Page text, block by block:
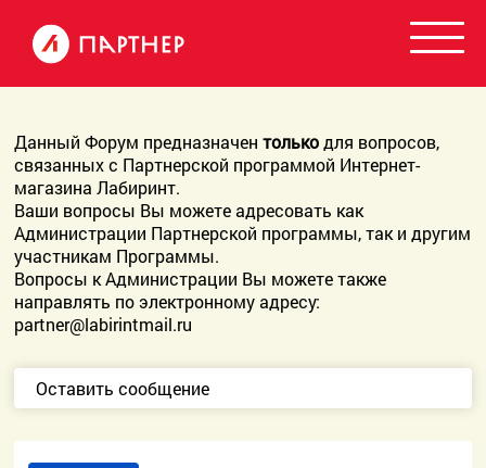
Данный Форум предназначентолькодля вопросов,
связанных с Партнерской программой Интернет-
магазина Лабиринт.
Ваши вопросы Вы можете адресовать как
Администрации Партнерской программы, так и другим
участникам Программы.
Вопросы к Администрации Вы можете также
направлять по электронному адресу:
partner@labirintmail.ru
Оставить сообщение